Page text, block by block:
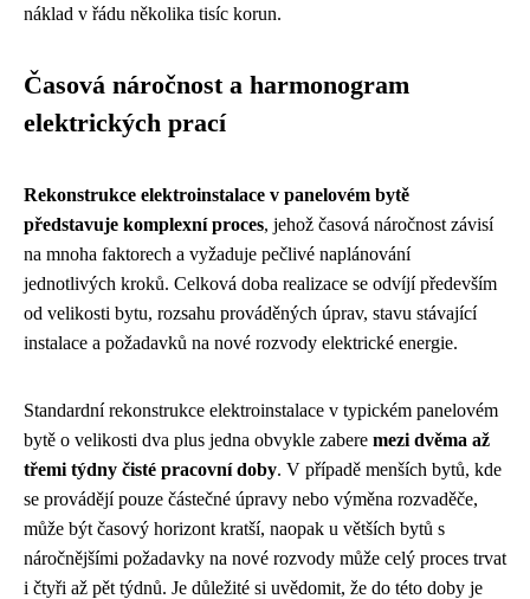
náklad v řádu několika tisíc korun.
Časová náročnost a harmonogram
elektrických prací
Rekonstrukce elektroinstalace v panelovém bytě
představuje komplexní proces, jehož časová náročnost závisí
na mnoha faktorech a vyžaduje pečlivé naplánování
jednotlivých kroků. Celková doba realizace se odvíjí především
od velikosti bytu, rozsahu prováděných úprav, stavu stávající
instalace a požadavků na nové rozvody elektrické energie.
Standardní rekonstrukce elektroinstalace v typickém panelovém
bytě o velikosti dva plus jedna obvykle zabere mezi dvěma až
třemi týdny čisté pracovní doby. V případě menších bytů, kde
se provádějí pouze částečné úpravy nebo výměna rozvaděče,
může být časový horizont kratší, naopak u větších bytů s
náročnějšími požadavky na nové rozvody může celý proces trvat
i čtyři až pět týdnů. Je důležité si uvědomit, že do této doby je